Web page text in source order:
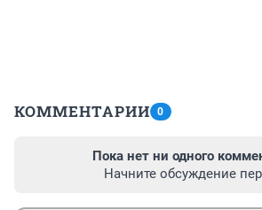
КОММЕНТАРИИ 0
Пока нет ни одного
Начните обсуждение